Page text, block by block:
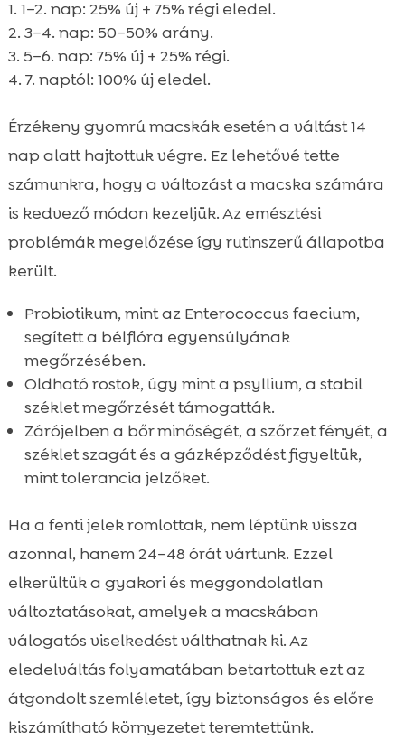
1–2. nap: 25% új + 75% régi eledel.
3–4. nap: 50–50% arány.
5–6. nap: 75% új + 25% régi.
7. naptól: 100% új eledel.
Érzékeny gyomrú macskák esetén a váltást 14
nap alatt hajtottuk végre. Ez lehetővé tette
számunkra, hogy a változást a macska számára
is kedvező módon kezeljük. Az emésztési
problémák megelőzése így rutinszerű állapotba
került.
Probiotikum, mint az Enterococcus faecium,
segített a bélflóra egyensúlyának
megőrzésében.
Oldható rostok, úgy mint a psyllium, a stabil
széklet megőrzését támogatták.
Zárójelben a bőr minőségét, a szőrzet fényét, a
széklet szagát és a gázképződést figyeltük,
mint tolerancia jelzőket.
Ha a fenti jelek romlottak, nem léptünk vissza
azonnal, hanem 24–48 órát vártunk. Ezzel
elkerültük a gyakori és meggondolatlan
változtatásokat, amelyek a macskában
válogatós viselkedést válthatnak ki. Az
eledelváltás folyamatában betartottuk ezt az
átgondolt szemléletet, így biztonságos és előre
kiszámítható környezetet teremtettünk.